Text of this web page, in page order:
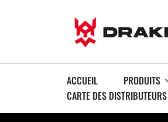
ACCUEIL PRODUITS
CARTE DES DISTRIBUTEURS